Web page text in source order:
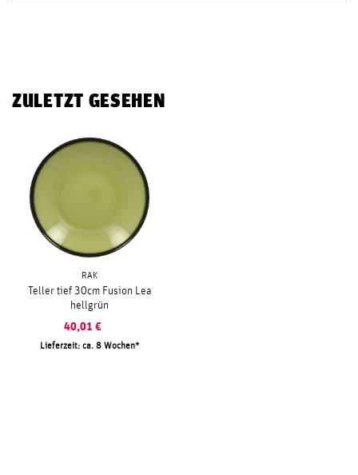
ZULETZT GESEHEN
RAK
Teller tief 30cm Fusion Lea
hellgrün
40,01 €
Lieferzeit: ca. 8 Wochen